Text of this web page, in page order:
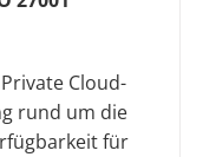
Cloud-
rund um die
für